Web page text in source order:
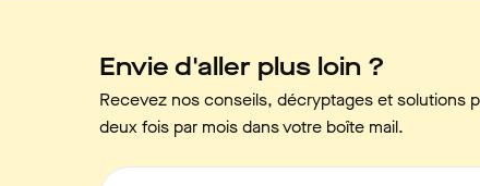
Envie d'aller plus loin ?
Recevez nos conseils, décryptages et solutions
deux fois par mois dans votre boîte mail.